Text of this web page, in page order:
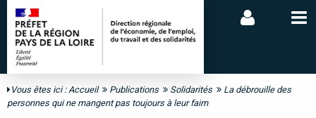
Vous êtes ici :Accueil Publications Solidarités
La débrouille des
personnes qui ne mangent pas toujours à leur faim